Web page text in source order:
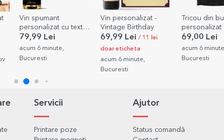
Vin personalizat -
Vintage Birthday
69,99 Lei
doar eticheta
acum 6 minute,
Tricou din bumbac
personalizat cu
grafica ta portret
69,00 Lei
acum 6 minute,
Bucuresti
Cană
cu text
36,99 Lei
acum 10
Bucuresti
Servicii
Printare poze
Ajutor
Status comandă